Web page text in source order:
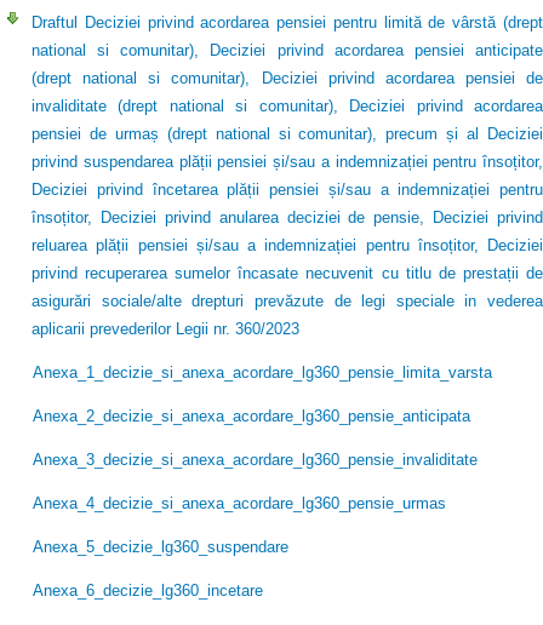
Draftul Deciziei privind acordarea pensiei pentru limită de vârstă (drept
national si comunitar), Deciziei privind acordarea pensiei anticipate
(drept national si comunitar), Deciziei privind acordarea pensiei de
invaliditate (drept national si comunitar), Deciziei privind acordarea
pensiei de urmaș (drept national si comunitar), precum și al Deciziei
privind suspendarea plății pensiei și/sau a indemnizației pentru însoțitor,
Deciziei privind încetarea plății pensiei și/sau a indemnizației pentru
însoțitor, Deciziei privind anularea deciziei de pensie, Deciziei privind
reluarea plății pensiei și/sau a indemnizației pentru însoțitor, Deciziei
privind recuperarea sumelor încasate necuvenit cu titlu de prestații de
asigurări sociale/alte drepturi prevăzute de legi speciale in vederea
aplicarii prevederilor Legii nr. 360/2023
Anexa_1_decizie_si_anexa_acordare_lg360_pensie_limita_varsta
Anexa_2_decizie_si_anexa_acordare_lg360_pensie_anticipata
Anexa_3_decizie_si_anexa_acordare_lg360_pensie_invaliditate
Anexa_4_decizie_si_anexa_acordare_lg360_pensie_urmas
Anexa_5_decizie_lg360_suspendare
Anexa_6_decizie_lg360_incetare